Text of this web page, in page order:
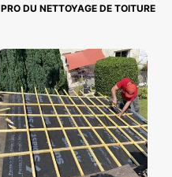
PRO DU NETTOYAGE DE TOITURE